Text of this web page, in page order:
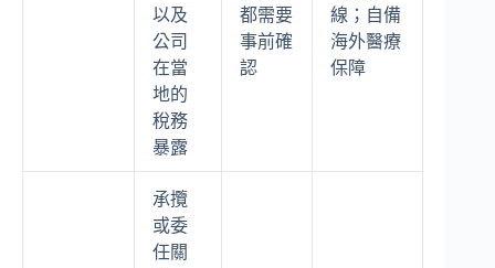
以及
公司
在當
地的
稅務
暴露
都需要
事前確
認
線；自備
海外醫療
保障
承攬
或委
任關